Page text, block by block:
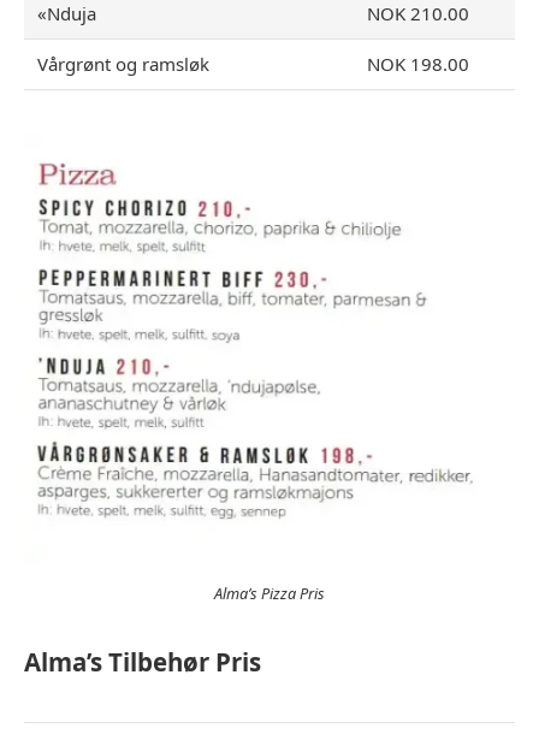
«Nduja NOK 210.00
Vårgrønt og ramsløk NOK 198.00
Alma’s Pizza Pris
Alma’s Tilbehør Pris